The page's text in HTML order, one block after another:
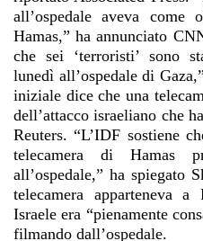
all’ospedale aveva come
Hamas,” ha annunciato
che sei ‘terroristi’ sono
lunedì all’ospedale di
iniziale dice che una
dell’attacco israeliano che
Reuters. “L’IDF sostiene
telecamera di Hamas
all’ospedale,” ha spiegato
telecamera apparteneva
Israele era “pienamente
filmando dall’ospedale.